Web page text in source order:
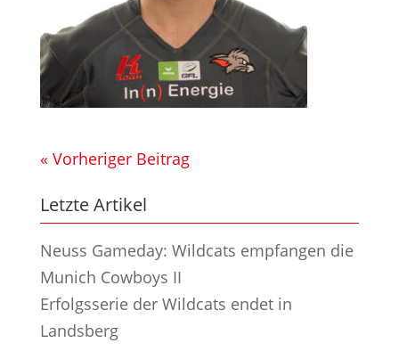
« Vorheriger Beitrag
Letzte Artikel
Neuss Gameday: Wildcats empfangen die
Munich Cowboys II
Erfolgsserie der Wildcats endet in
Landsberg